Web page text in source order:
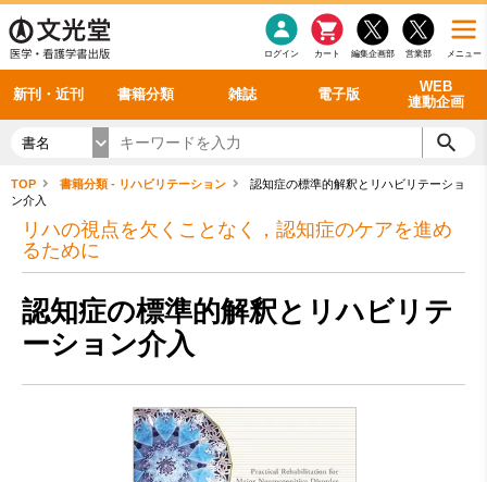
メニュー
営業部
編集企画部
カート
ログイン
新刊・近刊 書籍分類 雑誌 電子版
WEB
連動企画
感染症 老年医学
看護・介護
呼吸器
循環器
シリーズ一覧
雑誌投稿規定
理学療法
雑誌案内・年間購読 最新号 バックナンバー
電子書籍
電子雑誌
書籍「データに基づく臨床動作分析」WEB動画
書籍「眼手術学」WEB動画
書籍「神経症候学 II 改訂第二版」 WEB動画
新刊一覧
今後の発行予定
書名
TOP 書籍分類 - リハビリテーション
認知症の標準的解釈とリハビリテーショ
ン介入
リハの視点を欠くことなく，認知症のケアを進め
るために
認知症の標準的解釈とリハビリテ
ーション介入